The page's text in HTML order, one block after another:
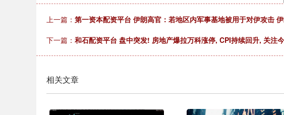
上一篇： 第一资本配资平台 伊朗高官：若地区内军事基地被用于对伊攻击
下一篇： 和石配资平台 盘中突发! 房地产爆拉万科涨停, CPI持续回升, 关注
相关文章